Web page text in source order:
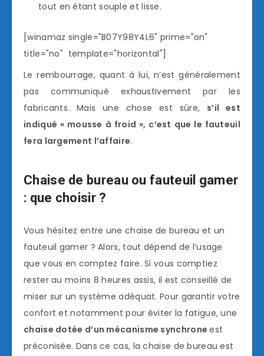
tout en étant souple et lisse.
[winamaz single="B07Y98Y4L6" prime="on"
title="no" template="horizontal"]
Le rembourrage, quant à lui, n’est généralement
pas communiqué exhaustivement par les
fabricants. Mais une chose est sûre, s’il est
indiqué « mousse à froid », c’est que le fauteuil
fera largement l’affaire.
Chaise de bureau ou fauteuil gamer
: que choisir ?
Vous hésitez entre une chaise de bureau et un
fauteuil gamer ? Alors, tout dépend de l’usage
que vous en comptez faire. Si vous comptiez
rester au moins 8 heures assis, il est conseillé de
miser sur un système adéquat. Pour garantir votre
confort et notamment pour éviter la fatigue, une
chaise dotée d’un mécanisme synchroneest
préconisée. Dans ce cas, la chaise de bureau est